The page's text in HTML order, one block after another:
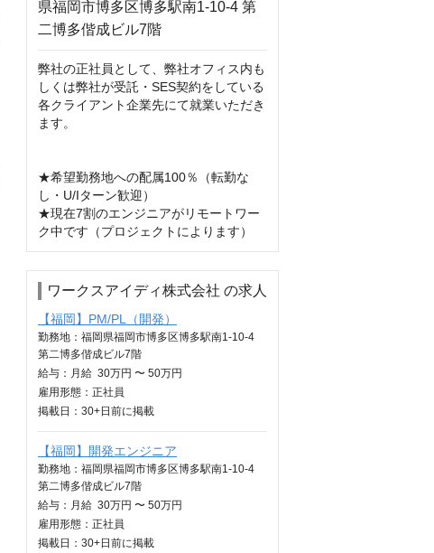
弊社の正社員として、弊社オフィス内も
しくは弊社が受託・SES契約をしている
各クライアント企業先にて就業いただき
ます。
★希望勤務地への配属100％（転勤な
し・U/Iターン歓迎）
★現在7割のエンジニアがリモートワー
ク中です（プロジェクトによります）
ワークスアイディ株式会社 の求人
【福岡】PM/PL（開発）
勤務地：福岡県福岡市博多区博多駅南1-10-4
第二博多偕成ビル7階
給与： 月給 30万円 〜 50万円
雇用形態：正社員
掲載日： 30+日 前に掲載
【福岡】開発エンジニア
勤務地：福岡県福岡市博多区博多駅南1-10-4
第二博多偕成ビル7階
給与： 月給 30万円 〜 50万円
雇用形態：正社員
掲載日： 30+日 前に掲載